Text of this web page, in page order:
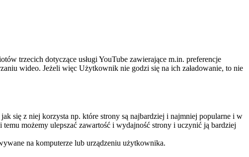
trzecich dotyczące usługi YouTube zawierające m.in. preferencje
wideo. Jeżeli więc Użytkownik nie godzi się na ich załadowanie, to nie
się z niej korzysta np. które strony są najbardziej i najmniej popularne i w
możemy ulepszać zawartość i wydajność strony i uczynić ją bardziej
na komputerze lub urządzeniu użytkownika.